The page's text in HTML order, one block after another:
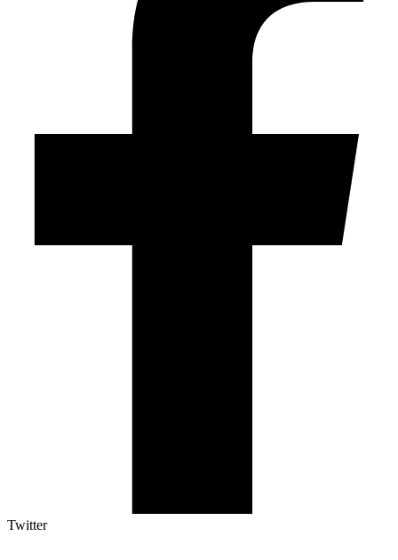
Twitter